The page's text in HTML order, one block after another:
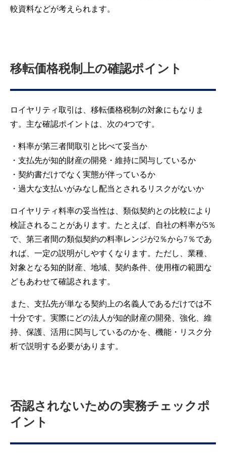
較資料などが考えられます。
移転価格税制上の確認ポイント
ロイヤリティ取引は、移転価格税制の対象にもなりま
す。主な確認ポイントは、次の4つです。
・料率が第三者間取引と比べて妥当か
・支払先が知的財産の開発・維持に関与しているか
・契約書だけでなく実態が伴っているか
・過大な支払いがみなし配当とされるリスクがないか
ロイヤリティ料率の妥当性は、類似契約との比較により
検証されることがあります。たとえば、自社の料率が5％
で、第三者間の類似契約の料率レンジが2％から7％であ
れば、一定の説明がしやすくなります。ただし、業種、
対象となる知的財産、地域、契約条件、使用権の範囲な
どもあわせて確認されます。
また、支払先が単なる契約上の名義人であるだけでは不
十分です。実際にどの法人が知的財産の開発、強化、維
持、保護、活用に関与しているのかを、機能・リスク分
析で説明する必要があります。
否認されないための実務チェックポ
イント